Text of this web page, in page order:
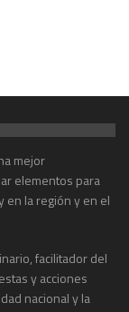
mejor
elementos para
en la región y en el
facilitador del
y acciones
nacional y la